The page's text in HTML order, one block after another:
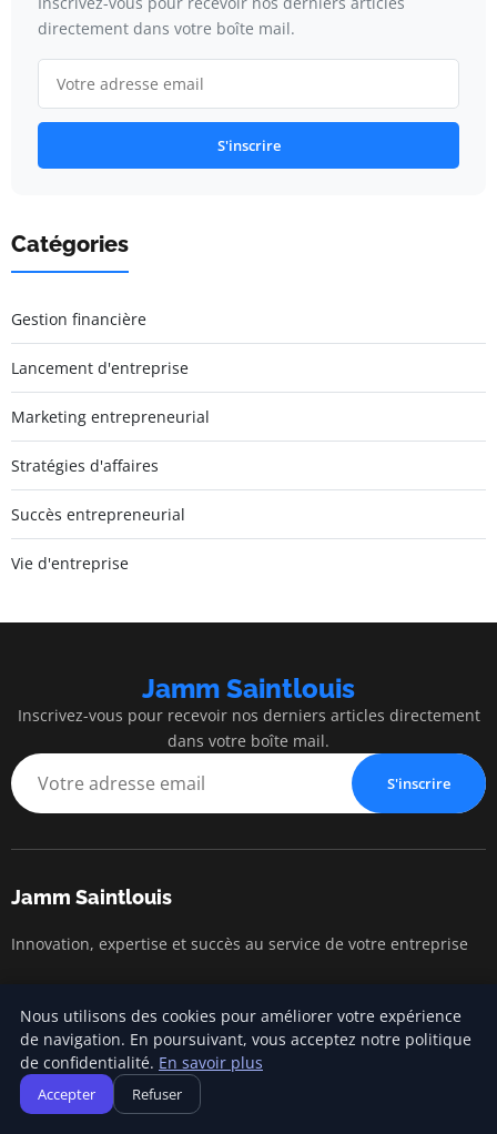
directement dans votre boîte mail.
S'inscrire
Catégories
Gestion financière
Lancement d'entreprise
Marketing entrepreneurial
Stratégies d'affaires
Succès entrepreneurial
Vie d'entreprise
Jamm Saintlouis
Inscrivez-vous pour recevoir nos derniers articles directement
dans votre boîte mail.
S'inscrire
Jamm Saintlouis
Innovation, expertise et succès au service de votre entreprise
Catégories
Gestion financière
Lancement d'entreprise
Nous utilisons des cookies pour améliorer votre expérience
de navigation. En poursuivant, vous acceptez notre politique
de confidentialité. En savoir plus
Accepter Refuser